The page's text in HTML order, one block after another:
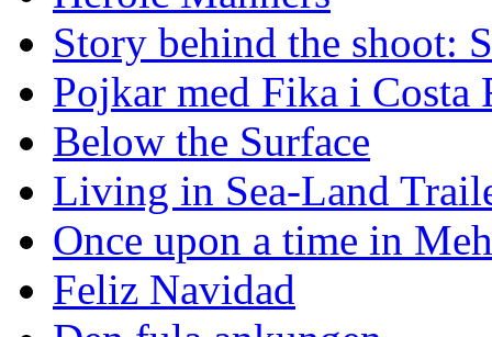
Story behind the shoot:
Pojkar med Fika i Costa
Below the Surface
Living in Sea-Land
Once upon a time in
Feliz Navidad